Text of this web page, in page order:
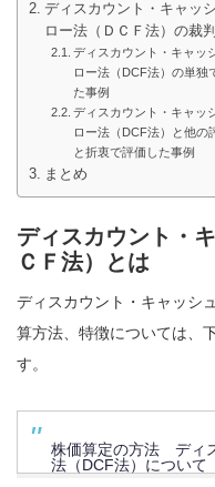
ディスカウント・キャッ
ロー法（ＤＣＦ法）の裁
ディスカウント・キャッ
ロー法（DCF法）の単独
た事例
ディスカウント・キャッ
ロー法（DCF法）と他の
と折衷で評価した事例
まとめ
ディスカウント・
ＣＦ法）とは
ディスカウント・キャッシ
算方法、特徴については、
す。
株価算定の方法 ディ
法（DCF法）について